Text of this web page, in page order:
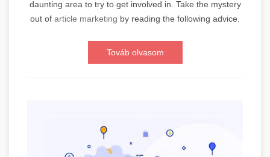
daunting area to try to get involved in. Take the mystery
out of article marketing by reading the following advice.
Továb olvasom